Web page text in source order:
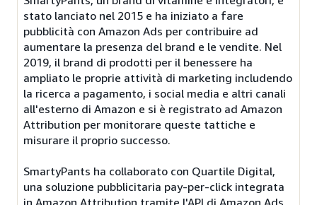
stato lanciato nel 2015 e ha iniziato a fare
pubblicità con Amazon Ads per contribuire ad
aumentare la presenza del brand e le vendite. Nel
2019, il brand di prodotti per il benessere ha
ampliato le proprie attività di marketing includendo
la ricerca a pagamento, i social media e altri canali
all'esterno di Amazon e si è registrato ad Amazon
Attribution per monitorare queste tattiche e
misurare il proprio successo.
SmartyPants ha collaborato con Quartile Digital,
una soluzione pubblicitaria pay-per-click integrata
in Amazon Attribution tramite l'API di Amazon Ads,